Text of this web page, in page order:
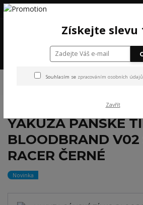
+420 777 199 652
NOVINKY
YAKUZA PÁNSKÉ TÍLKO
YAKUZA PÁNSKÉ
BLOODBRAND V02
RACER ČERNÉ
Novinka
Získejte slevu
Souhlasím se zpracováním osobních údajů
Zavřít